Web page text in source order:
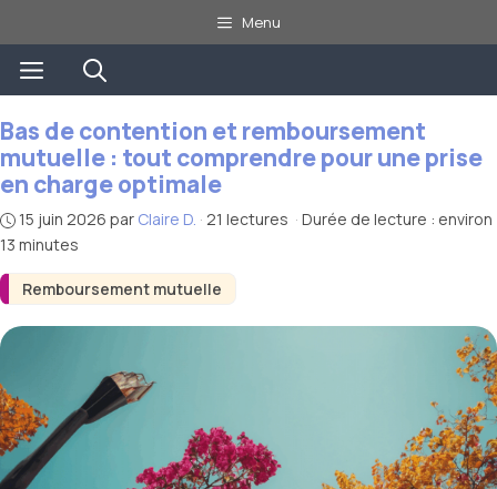
au
contenu
Menu
Menu
Remboursement mutuelle
Bas de contention et remboursement
mutuelle : tout comprendre pour une prise
en charge optimale
15 juin 2026 par Claire D. · 21 lectures · Durée de lecture : environ
13 minutes